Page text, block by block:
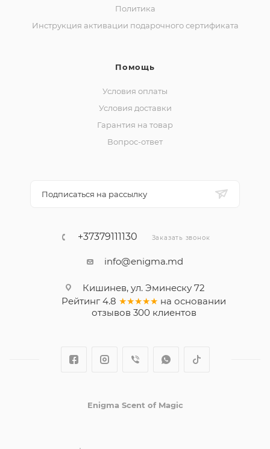
Политика
Инструкция активации подарочного сертификата
Помощь
Условия оплаты
Условия доставки
Гарантия на товар
Вопрос-ответ
Подписаться на рассылку
+37379111130 Заказать звонок
info@enigma.md
Кишинев, ул. Эминеску 72
Рейтинг 4.8 ★★★★★ на основании
отзывов 300клиентов
Enigma Scent of Magic